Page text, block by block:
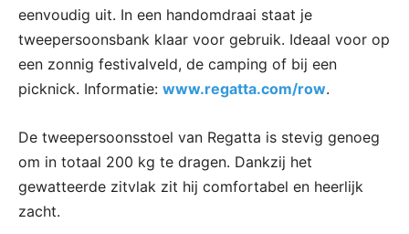
eenvoudig uit. In een handomdraai staat je
tweepersoonsbank klaar voor gebruik. Ideaal voor op
een zonnig festivalveld, de camping of bij een
picknick. Informatie: www.regatta.com/row.
De tweepersoonsstoel van Regatta is stevig genoeg
om in totaal 200 kg te dragen. Dankzij het
gewatteerde zitvlak zit hij comfortabel en heerlijk
zacht.